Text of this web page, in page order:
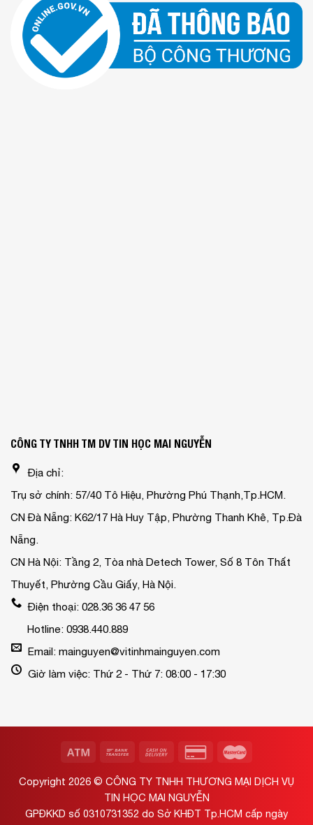
CÔNG TY TNHH TM DV TIN HỌC MAI NGUYỄN
Địa chỉ:
Trụ sở chính: 57/40 Tô Hiệu, Phường Phú Thạnh,Tp.HCM.
CN Đà Nẵng: K62/17 Hà Huy Tập, Phường Thanh Khê, Tp.Đà
Nẵng.
CN Hà Nội: Tầng 2, Tòa nhà Detech Tower, Số 8 Tôn Thất
Thuyết, Phường Cầu Giấy, Hà Nội.
Điện thoại: 028.36 36 47 56
Hotline: 0938.440.889
Email: mainguyen@vitinhmainguyen.com
Giờ làm việc: Thứ 2 - Thứ 7: 08:00 - 17:30
Copyright 2026 © CÔNG TY TNHH THƯƠNG MẠI DỊCH VỤ
TIN HỌC MAI NGUYỄN
GPĐKKD số 0310731352 do Sở KHĐT Tp.HCM cấp ngày